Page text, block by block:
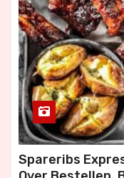
Spareribs